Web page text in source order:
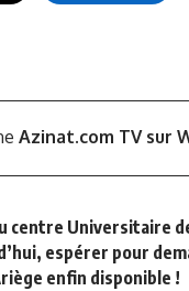
Azinat.com TV sur
centre Universitaire
espérer pour
enfin disponible !